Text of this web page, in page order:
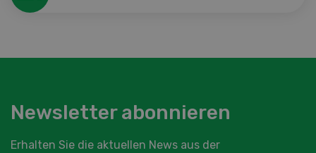
Newsletter abonnieren
Erhalten Sie die aktuellen News aus der